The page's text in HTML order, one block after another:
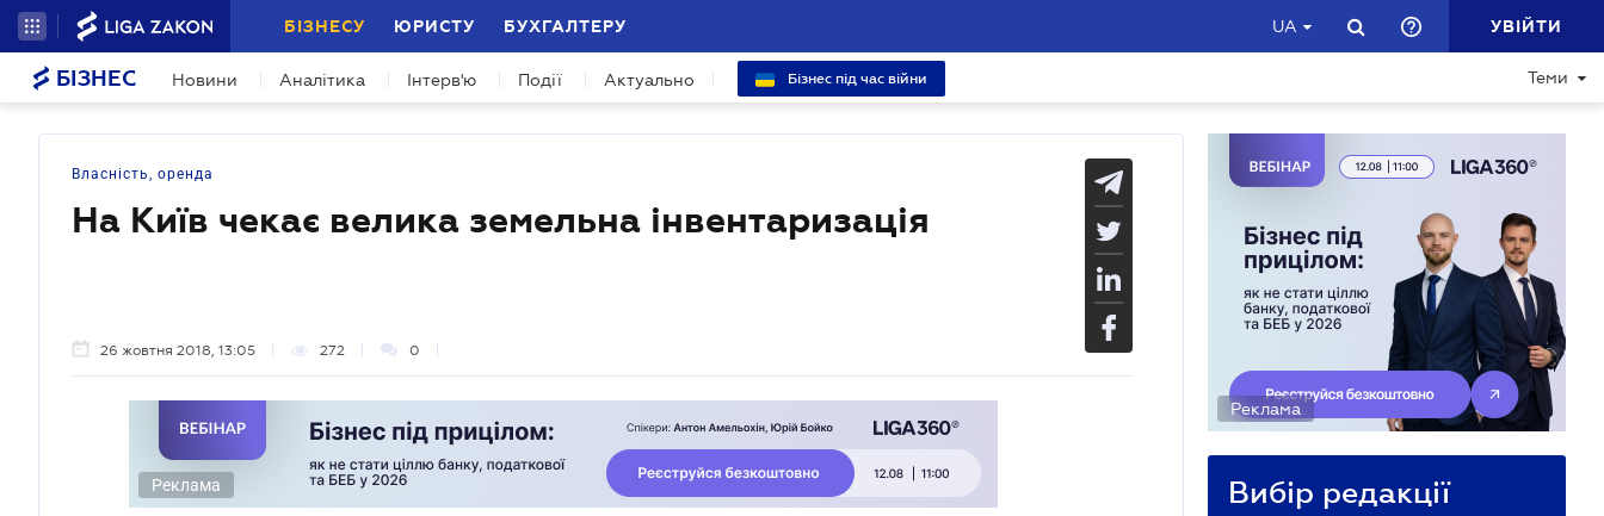
БІЗНЕСУ ЮРИСТУ БУХГАЛТЕРУ UA УВІЙТИ
БІЗНЕС Новини Аналітика Інтерв'ю Події Актуально Бізнес під час війни Теми
Власність, оренда
На Київ чекає велика земельна інвентаризація
26 жовтня 2018, 13:05 272 0
Реклама
Реклама
Вибір редакції